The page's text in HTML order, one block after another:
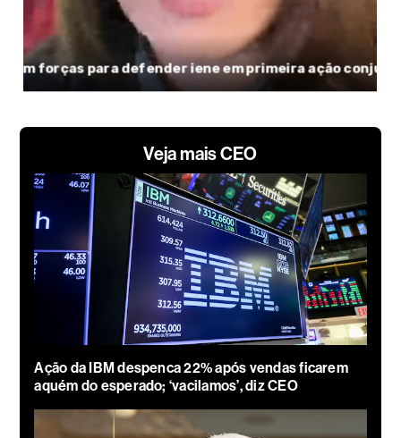
Veja mais CEO
Ação da IBM despenca 22% após vendas ficarem
aquém do esperado; ‘vacilamos’, diz CEO